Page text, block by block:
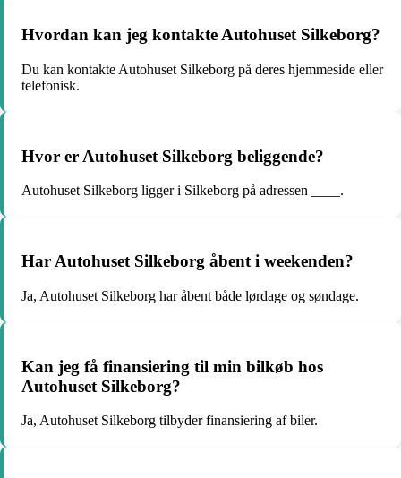
Hvordan kan jeg kontakte Autohuset Silkeborg?
Du kan kontakte Autohuset Silkeborg på deres hjemmeside eller
telefonisk.
Hvor er Autohuset Silkeborg beliggende?
Autohuset Silkeborg ligger i Silkeborg på adressen ____.
Har Autohuset Silkeborg åbent i weekenden?
Ja, Autohuset Silkeborg har åbent både lørdage og søndage.
Kan jeg få finansiering til min bilkøb hos
Autohuset Silkeborg?
Ja, Autohuset Silkeborg tilbyder finansiering af biler.